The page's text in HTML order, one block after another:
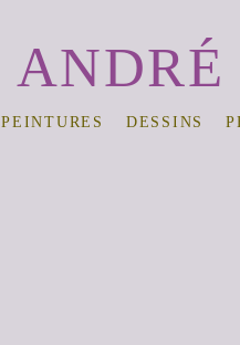
ANDRÉ
PEINTURES DESSINS